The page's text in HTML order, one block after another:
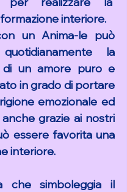
interiore.
un Anima-le può
la
di un amore puro e
in grado di portare
emozionale ed
grazie ai nostri
essere favorita una
interiore.
che simboleggia il